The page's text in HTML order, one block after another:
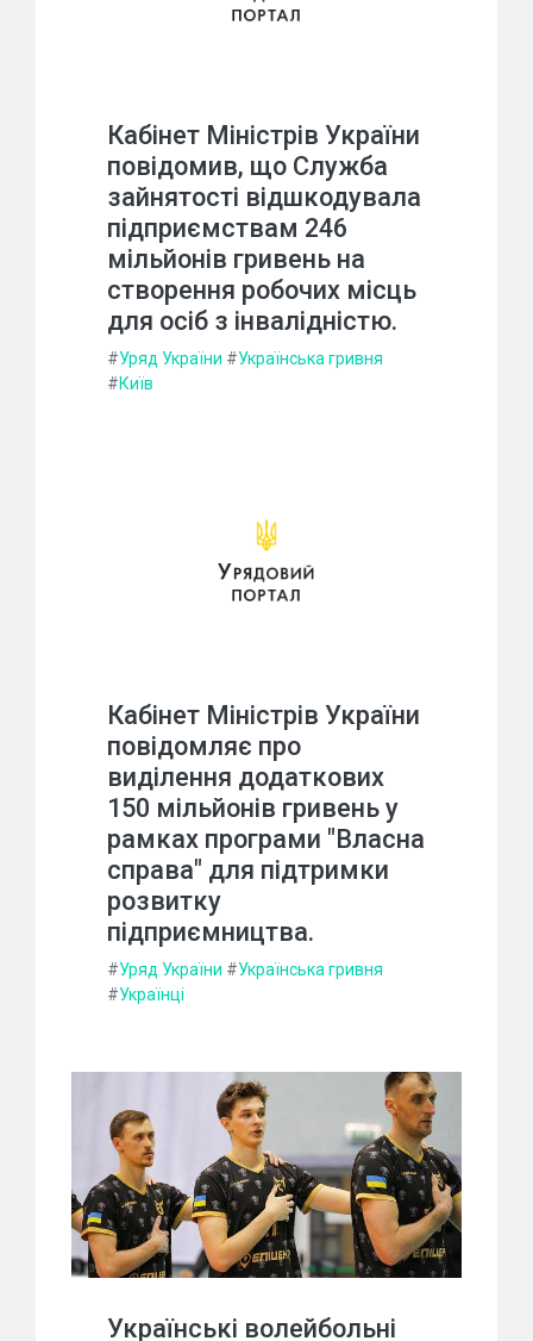
Кабінет Міністрів України
повідомив, що Служба
зайнятості відшкодувала
підприємствам 246
мільйонів гривень на
створення робочих місць
для осіб з інвалідністю.
#Уряд України #Українська гривня
#Київ
Кабінет Міністрів України
повідомляє про
виділення додаткових
150 мільйонів гривень у
рамках програми "Власна
справа" для підтримки
розвитку
підприємництва.
#Уряд України #Українська гривня
#Українці
Українські волейбольні